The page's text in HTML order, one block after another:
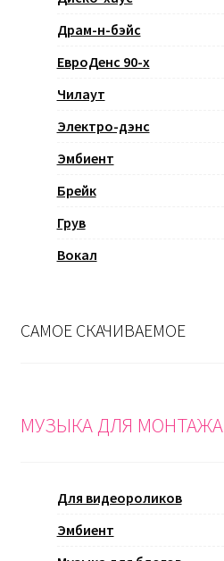
Драм-н-бэйс
ЕвроДенс 90-х
Чилаут
Электро-дэнс
Эмбиент
Брейк
Грув
Вокал
САМОЕ СКАЧИВАЕМОЕ
МУЗЫКА ДЛЯ МОНТАЖА
Для видеороликов
Эмбиент